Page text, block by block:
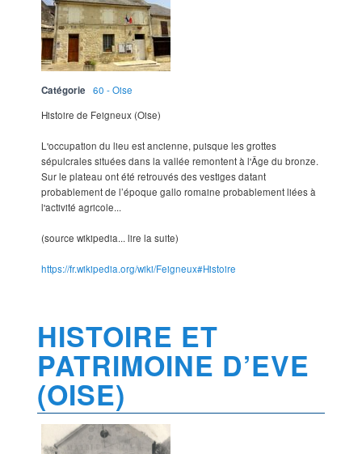
Catégorie
60 - Oise
Histoire de Feigneux (Oise)
L'occupation du lieu est ancienne, puisque les grottes
sépulcrales situées dans la vallée remontent à l'Âge du bronze.
Sur le plateau ont été retrouvés des vestiges datant
probablement de l’époque gallo romaine probablement liées à
l'activité agricole...
(source wikipedia... lire la suite)
https://fr.wikipedia.org/wiki/Feigneux#Histoire
HISTOIRE ET
PATRIMOINE D’EVE
(OISE)